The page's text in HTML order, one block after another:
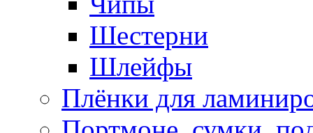
Шестерни
Шлейфы
Плёнки для